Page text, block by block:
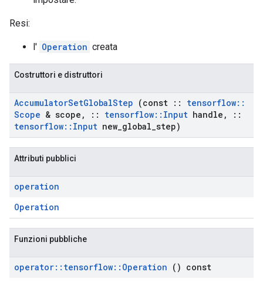
Resi:
l' Operation creata
Costruttori e distruttori
AccumulatorSetGlobalStep (const :: tensorflow::
Scope & scope , :: tensorflow:: Input handle ,
::
tensorflow:: Input new global step)
Attributi pubblici
operation
Operation
Funzioni pubbliche
operator:: tensorflow:: Operation () const